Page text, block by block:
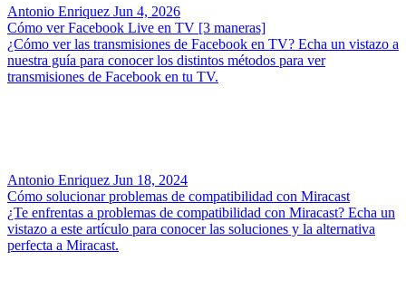
Antonio Enriquez Jun 4, 2026
Cómo ver Facebook Live en TV [3 maneras]
¿Cómo ver las transmisiones de Facebook en TV? Echa un vistazo a
nuestra guía para conocer los distintos métodos para ver
transmisiones de Facebook en tu TV.
Antonio Enriquez Jun 18, 2024
Cómo solucionar problemas de compatibilidad con Miracast
¿Te enfrentas a problemas de compatibilidad con Miracast? Echa un
vistazo a este artículo para conocer las soluciones y la alternativa
perfecta a Miracast.